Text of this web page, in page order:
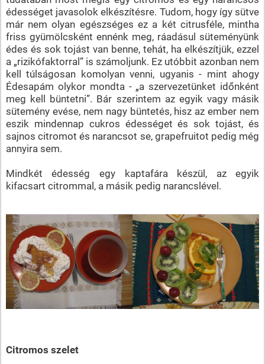
édességet javasolok elkészítésre. Tudom, hogy így sütve
már nem olyan egészséges ez a két citrusféle, mintha
friss gyümölcsként ennénk meg, ráadásul süteményünk
édes és sok tojást van benne, tehát, ha elkészítjük, ezzel
a „rizikófaktorral” is számoljunk. Ez utóbbit azonban nem
kell túlságosan komolyan venni, ugyanis - mint ahogy
Édesapám olykor mondta - „a szervezetünket időnként
meg kell büntetni”. Bár szerintem az egyik vagy másik
sütemény evése, nem nagy büntetés, hisz az ember nem
eszik mindennap cukros édességet és sok tojást, és
sajnos citromot és narancsot se, grapefruitot pedig még
annyira sem.
Mindkét édesség egy kaptafára készül, az egyik
kifacsart citrommal, a másik pedig narancslével.
Citromos szelet